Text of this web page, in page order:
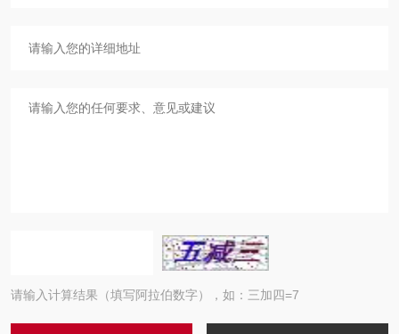
请输入计算结果（填写阿拉伯数字），如：三加四=7